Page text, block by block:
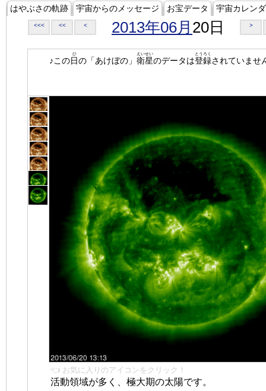
はやぶさの軌跡 宇宙からのメッセージ お宝データ 宇宙カレン
<<< << < 2013年06月 20日 >
♪この日
ひ
の「あけぼの」 衛星
えいせい
のデータは登録
とうろく
されていませ
👈 お気に入りのアイコンをクリック！
活動領域が多く、極大期の太陽です。